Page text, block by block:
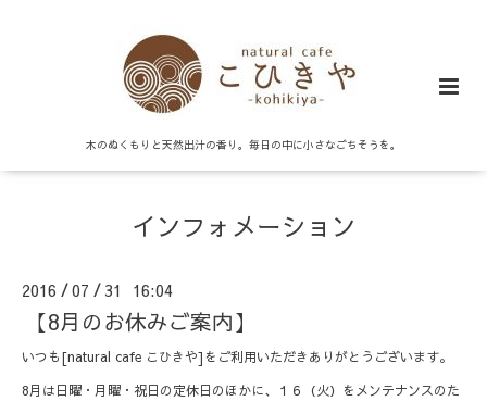
木のぬくもりと天然出汁の香り。毎日の中に小さなごちそうを。
インフォメーション
2016 /07 /31 16:04
【8月のお休みご案内】
いつも[natural cafe こひきや]をご利用いただきありがとうございます。
8月は日曜・月曜・祝日の定休日のほかに、１６（火）をメンテナンスのた